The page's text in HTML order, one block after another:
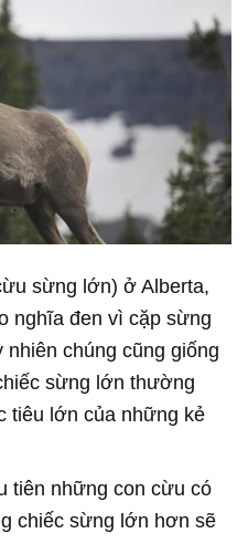
sừng lớn) ở Alberta,
nghĩa đen vì cặp sừng
chúng cũng giống
sừng lớn thường
tiêu lớn của những kẻ
tiên những con cừu có
chiếc sừng lớn hơn sẽ